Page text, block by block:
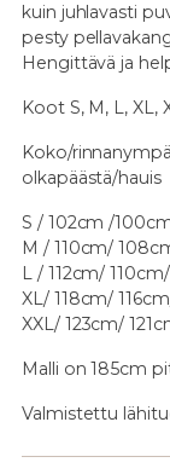
kuin juhlavasti
pesty
Hengittävä ja
Koot S, M, L, XL,
Koko/
olkapäästä/hauis
S / 102cm /
M / 110cm/
L / 112cm/
XL/ 118cm/
XXL/ 123cm/
Malli on 185cm
Valmistettu